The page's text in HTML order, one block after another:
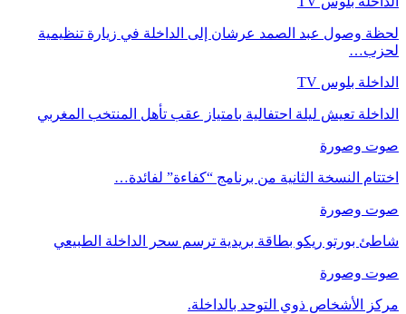
لحظة وصول عبد الصمد عرشان إلى الداخلة في زيارة تنظيمية
لحزب…
الداخلة بلوس TV
الداخلة تعيش ليلة احتفالية بامتياز عقب تأهل المنتخب المغربي
صوت وصورة
اختتام النسخة الثانية من برنامج “كفاءة” لفائدة…
صوت وصورة
شاطئ بورتو ريكو بطاقة بريدية ترسم سحر الداخلة الطبيعي
صوت وصورة
مركز الأشخاص ذوي التوحد بالداخلة.